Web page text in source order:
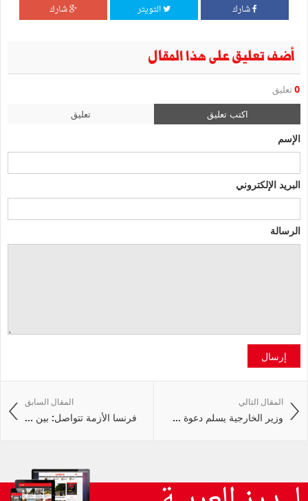
شارك التويتر شارك
أضف تعليق على هذا المقال
0 تعليق
اكتب تعليق تعليق
الإسم
البريد الإلكتروني
الرسالة
إرسال
المقال السابق
فرنسا الأزمة تتواصل: بين ...
المقال التالي
وزير الخارجية يسلم دعوة ...